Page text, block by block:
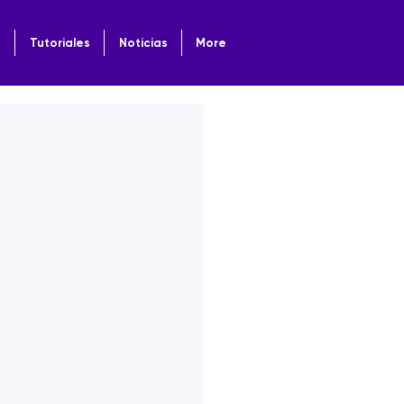
Tutoriales Noticias More